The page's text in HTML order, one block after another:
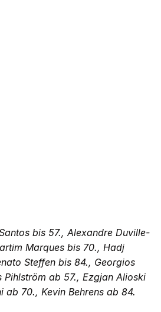
bis 57., Alexandre Duville-
Marques bis 70., Hadj
Steffen bis 84., Georgios
Pihlström ab 57., Ezgjan Alioski
ab 70., Kevin Behrens ab 84.